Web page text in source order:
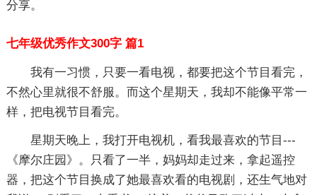
分享。
七年级优秀作文300字 篇1
我有一习惯，只要一看电视，都要把这个节目看完，
不然心里就很不舒服。而这个星期天，我却不能像平常一
样，把电视节目看完。
星期天晚上，我打开电视机，看我最喜欢的节目---
《摩尔庄园》。只看了一半，妈妈却走过来，拿起遥控
器，把这个节目换成了她最喜欢看的电视剧，还生气地对